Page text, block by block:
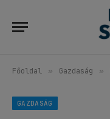
Főoldal » Gazdaság »
GAZDASÁG